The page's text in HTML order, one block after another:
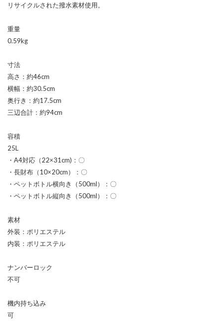
リサイクルされた撥水素材使用。
重量
0.59kg
寸法
高さ：約46cm
横幅：約30.5cm
奥行き：約17.5cm
三辺合計：約94cm
容積
25L
・A4対応（22×31cm)：〇
・長財布（10×20cm）：〇
・ペットボトル横向き（500ml）：〇
・ペットボトル縦向き（500ml）：〇
素材
外装：ポリエステル
内装：ポリエステル
ナンバーロック
不可
機内持ち込み
可